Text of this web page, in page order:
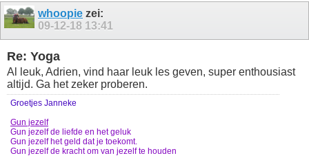
whoopie zei:
09-12-18 13:41
Re: Yoga
Al leuk, Adrien, vind haar leuk les geven, super enthousiast
altijd. Ga het zeker proberen.
Groetjes Janneke
Gun jezelf
Gun jezelf de liefde en het geluk
Gun jezelf het geld dat je toekomt.
Gun jezelf de kracht om van jezelf te houden